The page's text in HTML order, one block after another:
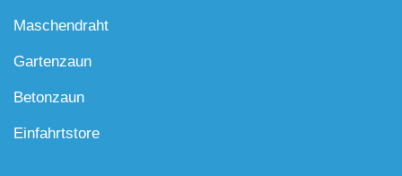
Maschendraht
Gartenzaun
Betonzaun
Einfahrtstore